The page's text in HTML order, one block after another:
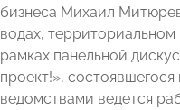
бизнеса Михаил
водах,
рамках панельной
проект!»,
ведомствами ведется